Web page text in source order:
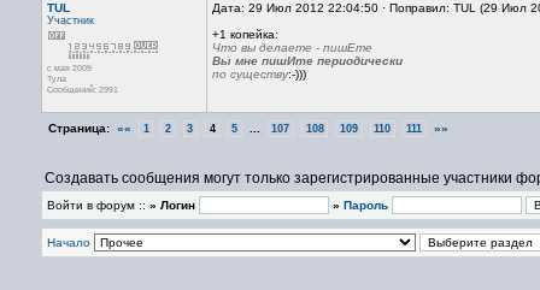
TUL
Участник
с мая 2009
Тула
Сообщений: 2991
Дата: 29 Июл 2012 22:04:50 · Поправил: TUL (29 Июл
+1 копейка:
Что вы делаете - пишЕте
Вы мне пишИте периодически
по существу:-)))
Страница: «« 1 2 3 4 5 107 108 109 110 111 »»
Создавать сообщения могут только зарегистрированные участники
Войти в форум :: » Логин » Пароль
Начало